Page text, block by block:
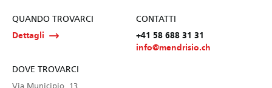
QUANDO TROVARCI
Dettagli
CONTATTI
+41 58 688 31 31
info@mendrisio.ch
DOVE TROVARCI
Via Municipio, 13